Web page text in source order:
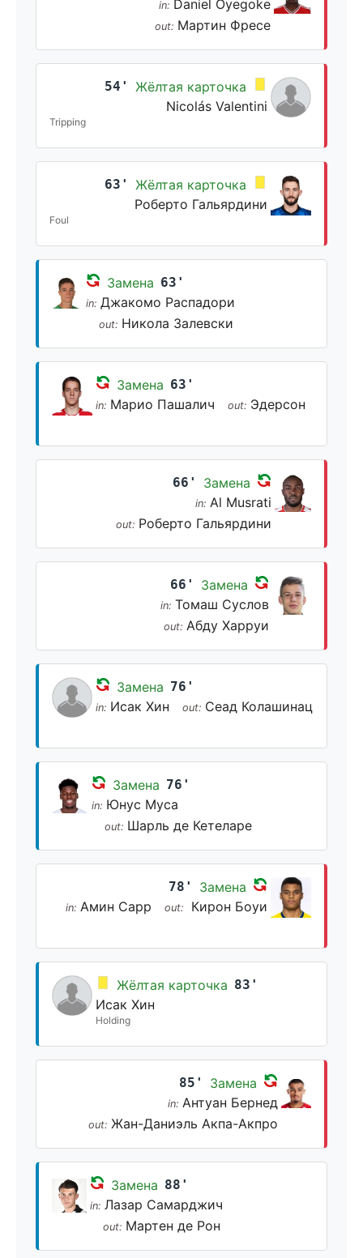
in: Daniel Oyegoke
out: Мартин Фресе
54'
Жёлтая карточка
Nicolás Valentini
Tripping
63'
Жёлтая карточка
Роберто Гальярдини
Foul
Замена 63'
in: Джакомо Распадори
out: Никола Залевски
Замена 63'
in: Марио Пашалич out: Эдерсон
66' Замена
in: Al Musrati
out: Роберто Гальярдини
66' Замена
in: Томаш Суслов
out: Абду Харруи
Замена 76'
in: Исак Хин out: Сеад Колашинац
Замена 76'
in: Юнус Муса
out: Шарль де Кетеларе
78' Замена
in: Амин Сарр out: Кирон Боуи
Жёлтая карточка 83'
Исак Хин
Holding
85' Замена
in: Антуан Бернед
out: Жан-Даниэль Акпа-Акпро
Замена 88'
in: Лазар Самарджич
out: Мартен де Рон